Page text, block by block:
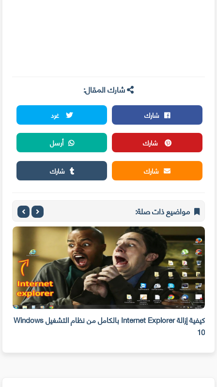
شارك المقال:
شارك
غرد
شارك
أرسل
شارك
شارك
مواضيع ذات صلة:
كيفية إزالة Internet Explorer بالكامل من نظام التشغيل Windows
10